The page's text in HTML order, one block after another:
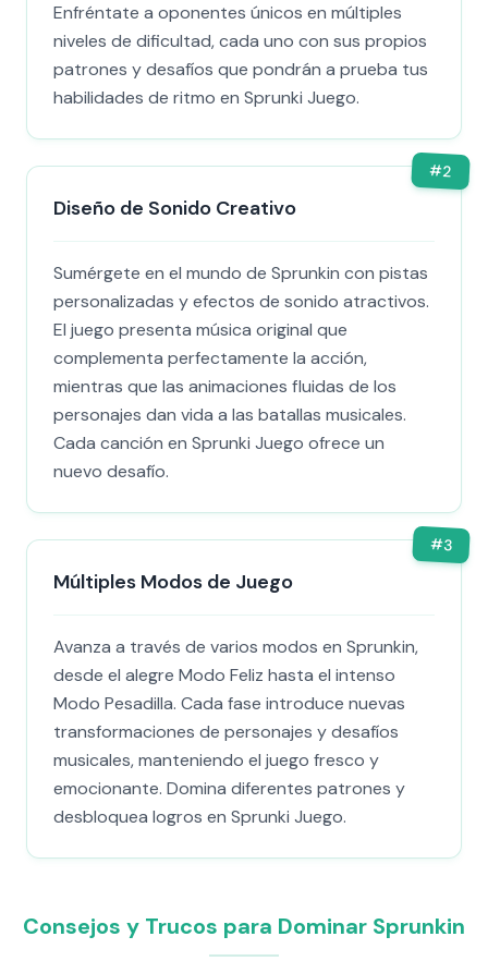
Enfréntate a oponentes únicos en múltiples
niveles de dificultad, cada uno con sus propios
patrones y desafíos que pondrán a prueba tus
habilidades de ritmo en Sprunki Juego.
#2
Diseño de Sonido Creativo
Sumérgete en el mundo de Sprunkin con pistas
personalizadas y efectos de sonido atractivos.
El juego presenta música original que
complementa perfectamente la acción,
mientras que las animaciones fluidas de los
personajes dan vida a las batallas musicales.
Cada canción en Sprunki Juego ofrece un
nuevo desafío.
#3
Múltiples Modos de Juego
Avanza a través de varios modos en Sprunkin,
desde el alegre Modo Feliz hasta el intenso
Modo Pesadilla. Cada fase introduce nuevas
transformaciones de personajes y desafíos
musicales, manteniendo el juego fresco y
emocionante. Domina diferentes patrones y
desbloquea logros en Sprunki Juego.
Consejos y Trucos para Dominar Sprunkin